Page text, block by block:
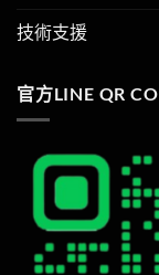
技術支援
官方LINE QR